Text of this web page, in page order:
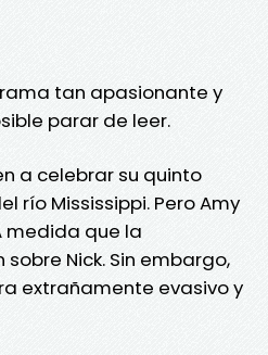
tan apasionante y
parar de leer.
a celebrar su quinto
río Mississippi. Pero Amy
medida que la
Nick. Sin embargo,
extrañamente evasivo y